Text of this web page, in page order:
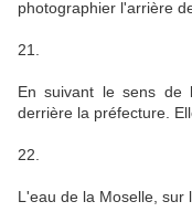
photographier l'arrière
21.
En suivant le sens de
derrière la préfecture.
22.
L'eau de la Moselle, sur